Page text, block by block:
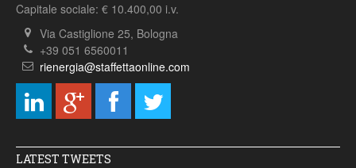
Capitale sociale: € 10.400,00 i.v.
Via Castiglione 25, Bologna
+39 051 6560011
rienergia@staffettaonline.com
LATEST TWEETS